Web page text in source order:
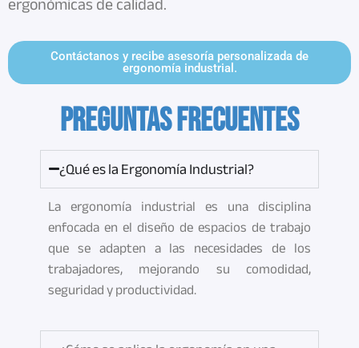
Contáctanos y recibe asesoría personalizada de
ergonomía industrial.
PREGUNTAS FRECUENTES
¿Qué es la Ergonomía Industrial?
La ergonomía industrial es una disciplina
enfocada en el diseño de espacios de trabajo
que se adapten a las necesidades de los
trabajadores, mejorando su comodidad,
seguridad y productividad.